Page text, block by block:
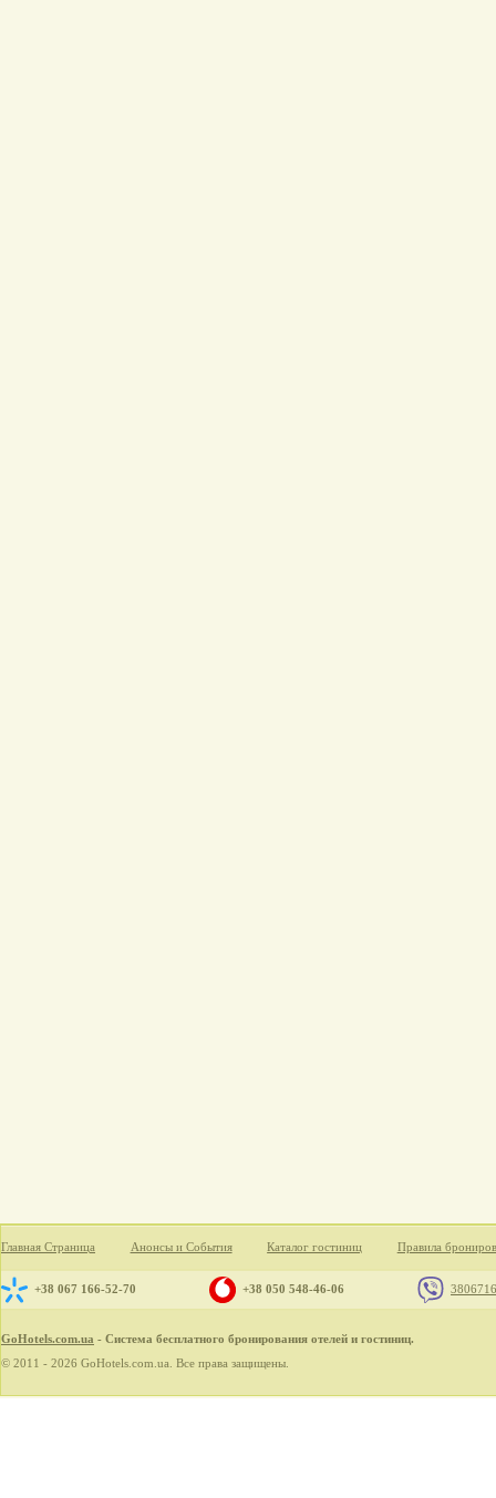
Главная Страница Анонсы и События Каталог гостиниц Правила
+38 067 166-52-70 +38 050 548-46-06
GoHotels.com.ua - Система бесплатного бронирования отелей и гостиниц.
© 2011 - 2026 GoHotels.com.ua. Все права защищены.